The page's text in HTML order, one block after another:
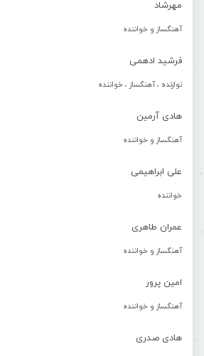
مهرشاد
آهنگساز و خواننده
فرشید ادهمی
نوازنده ، آهنگساز ، خواننده
هادی آرمین
آهنگساز و خواننده
علی ابراهیمی
خواننده
عمران طاهری
آهنگساز و خواننده
امین پرور
آهنگساز و خواننده
هادی صدری